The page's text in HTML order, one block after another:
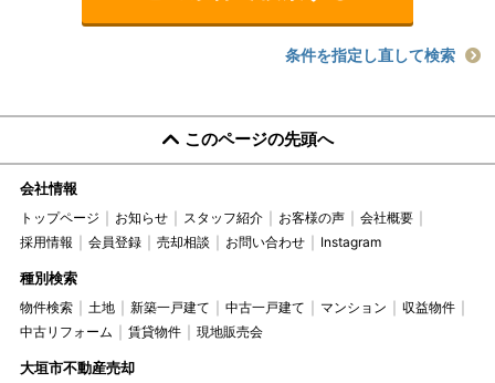
条件を指定し直して検索
このページの先頭へ
会社情報
トップページ お知らせ スタッフ紹介 お客様の声
会社概要
採用情報
会員登録 売却相談 お問い合わせ Instagram
種別検索
物件検索 土地 新築一戸建て 中古一戸建て マンション
収益物件
中古リフォーム
賃貸物件 現地販売会
大垣市不動産売却